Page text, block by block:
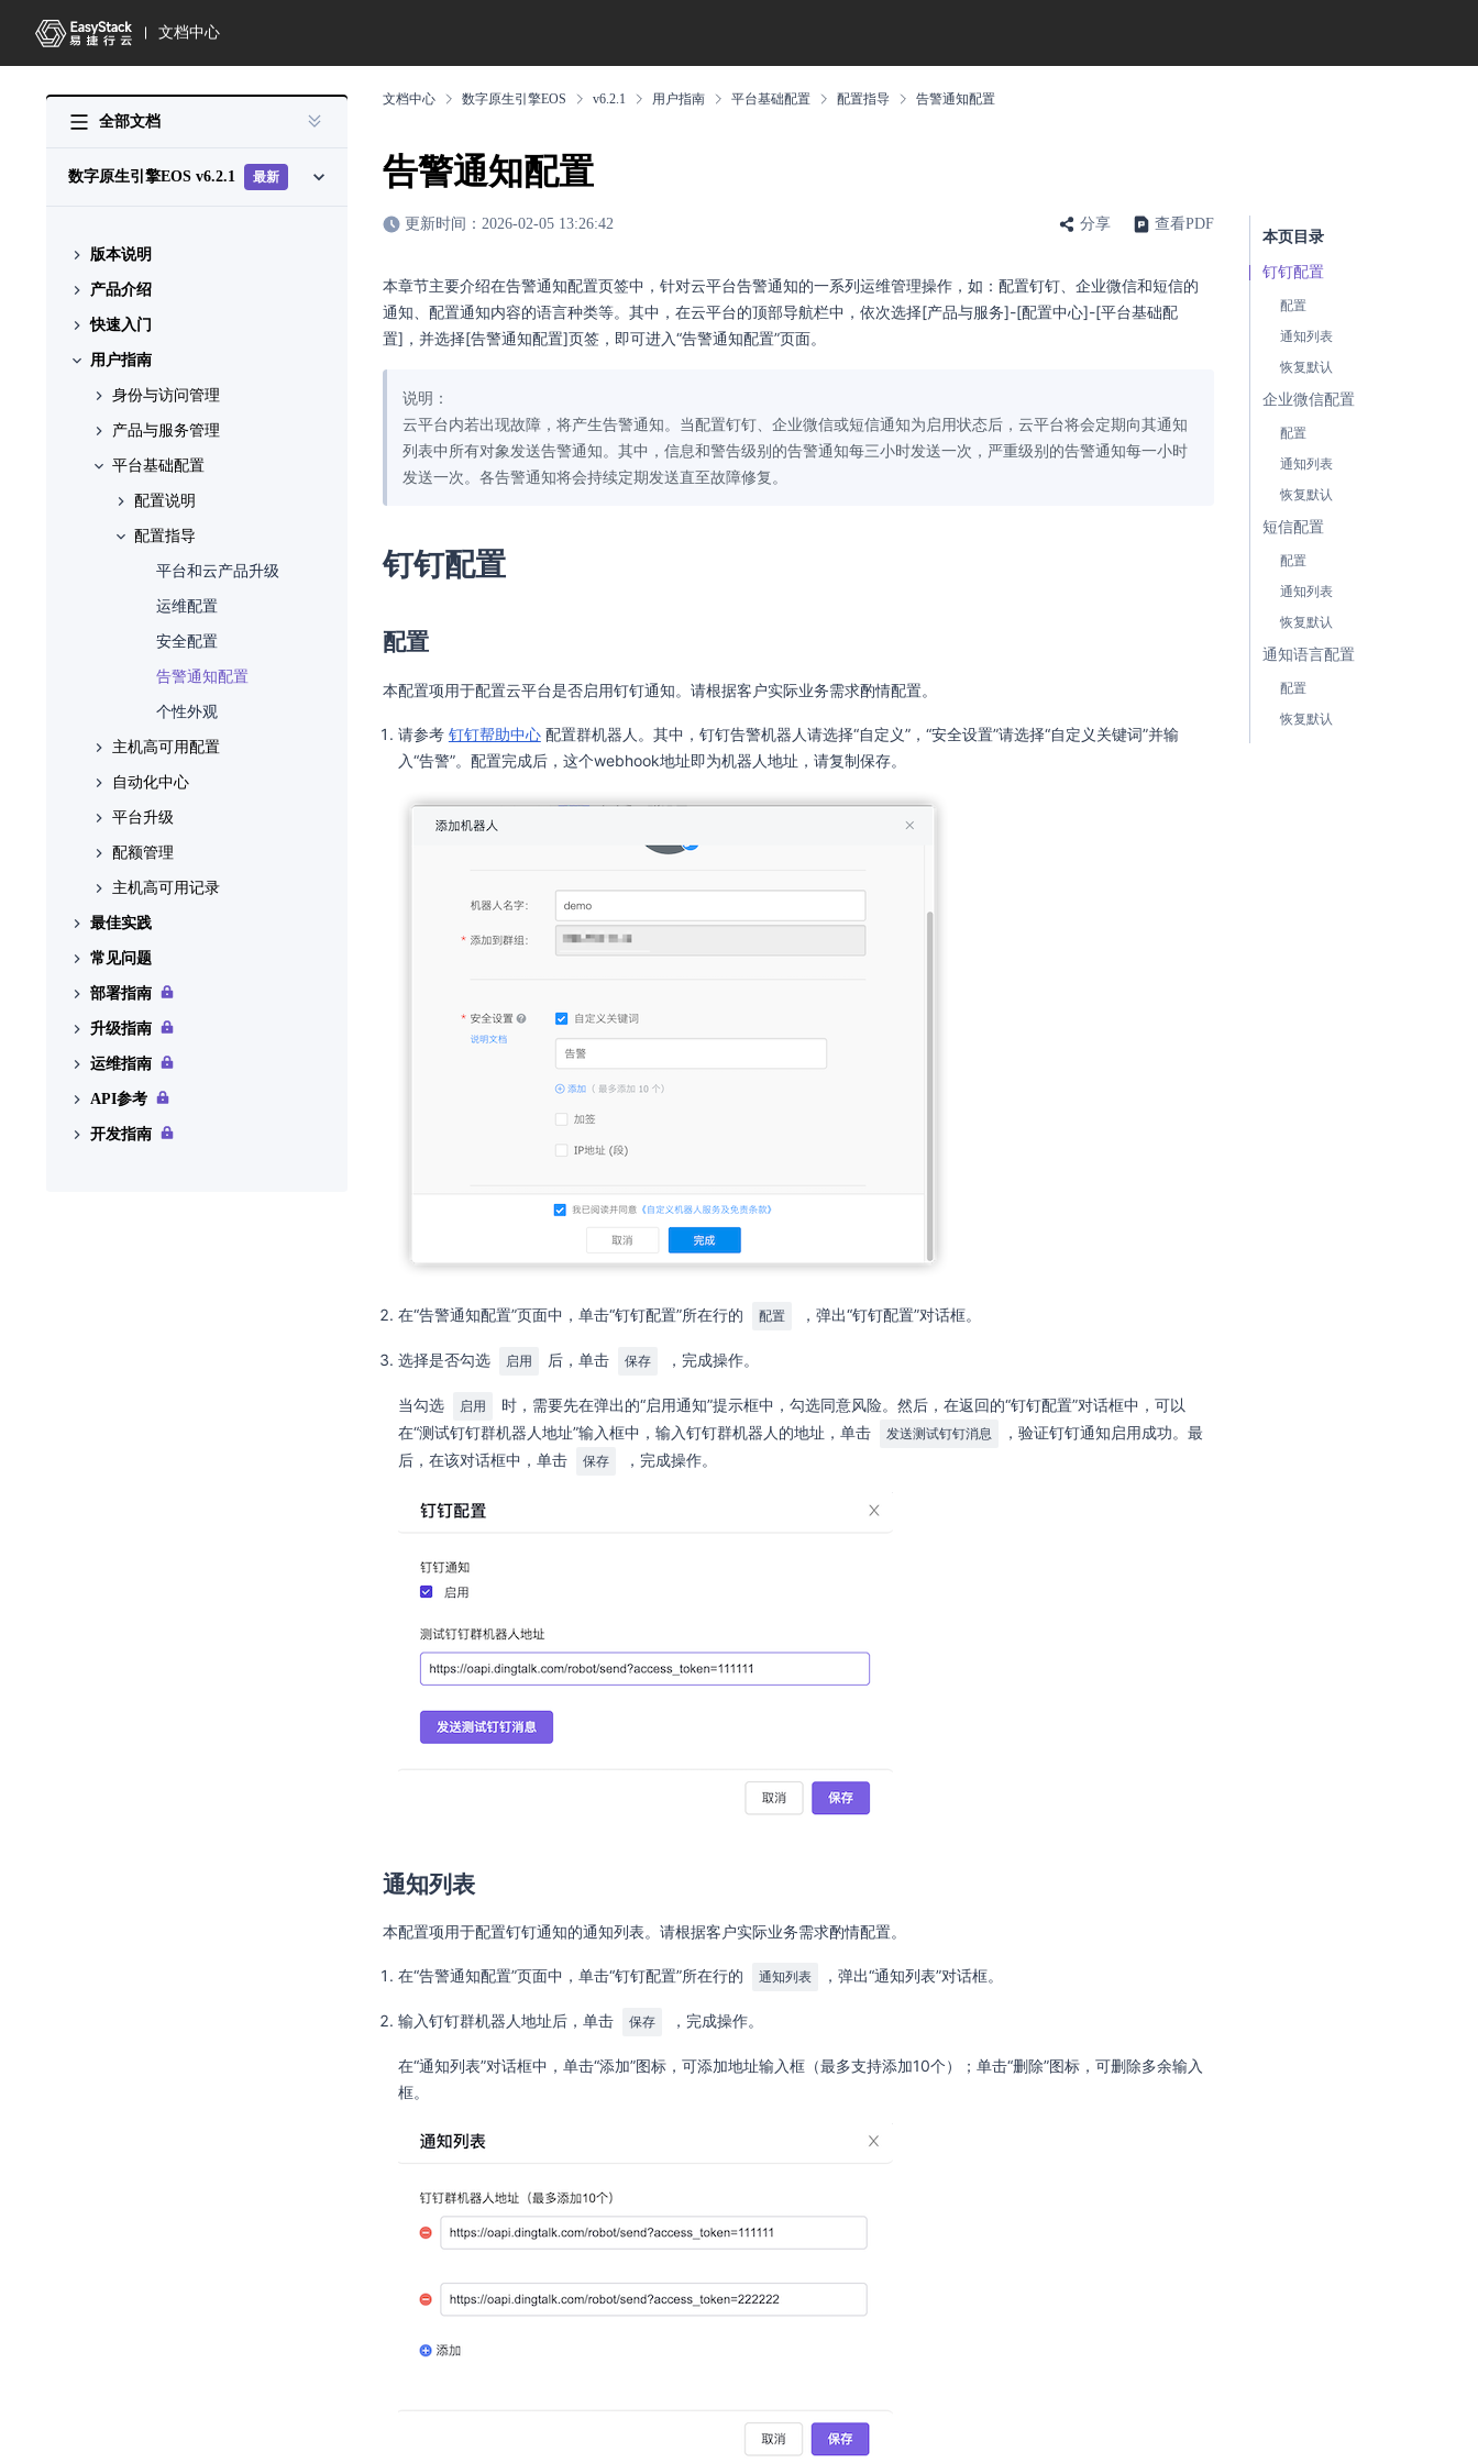
文档中心
全部文档
数字原生引擎EOS v6.2.1 最新
版本说明
版本说明书
产品介绍
什么是数字原生引擎 EOS
产品组成
快速入门
初始化部署场景
操作指引
前置条件准备
部署EOS
配置产品与服务
配置身份与访问
配置资源配额
升级场景
升级云平台
升级云产品
用户指南
身份与访问管理
配置说明
基本概念
权限说明
配置指导
部门
项目
用户
用户组
角色
策略
应用身份管理
OAuth 授权管理
产品与服务管理
配置说明
基本概念
权限说明
配置指导
云产品
已购买云产品
快捷访问
平台基础配置
配置说明
权限说明
配置指导
平台和云产品升级
运维配置
安全配置
告警通知配置
个性外观
主机高可用配置
配置说明
权限说明
配置指导
主机高可用配置
自动化中心
配置说明
基本概念
使用限制
配置指导
云环境信息
环境配置
存储配置
高级配置
平台升级
配置说明
使用限制
配置指导
配额管理
配置说明
配置指导
主机高可用记录
配置说明
配置指导
主机高可用记录
最佳实践
启用虚拟MFA安全校验
常见问题
在云平台升级后自定义视图丢
失，如何排查解决？
云平台运行过程中，系统日志
如何排查解决？
产品许可是否会过期，过期如
部署指南
部署边界
部署形态
兼容性列表
安装部署手册
升级指南
示例
运维指南
运维指南模板
API参考
API简介
开发指南
文档中心 数字原生引擎EOS v6.2.1 用户指南 平台基础配置 配置指导 告警通知配置
告警通知配置
更新时间：2026-02-05 13:26:42 分享 查看PDF
本章节主要介绍在告警通知配置页签中，针对云平台告警通知的一系列运维管理操作，如：配置钉钉、企业微信和短信的
通知、配置通知内容的语言种类等。其中，在云平台的顶部导航栏中，依次选择[产品与服务]-[配置中心]-[平台基础配
置]，并选择[告警通知配置]页签，即可进入“告警通知配置”页面。
说明：
云平台内若出现故障，将产生告警通知。当配置钉钉、企业微信或短信通知为启用状态后，云平台将会定期向其通知
列表中所有对象发送告警通知。其中，信息和警告级别的告警通知每三小时发送一次，严重级别的告警通知每一小时
发送一次。各告警通知将会持续定期发送直至故障修复。
钉钉配置
配置
本配置项用于配置云平台是否启用钉钉通知。请根据客户实际业务需求酌情配置。
请参考 钉钉帮助中心配置群机器人。其中，钉钉告警机器人请选择“自定义”，“安全设置”请选择“自定义关键词”并输
入“告警”。配置完成后，这个webhook地址即为机器人地址，请复制保存。
在“告警通知配置”页面中，单击“钉钉配置”所在行的 配置 ，弹出“钉钉配置”对话框。
选择是否勾选 启用 后，单击 保存 ，完成操作。
当勾选 启用
时，需要先在弹出的“启用通知”提示框中，勾选同意风险。然后，在返回的“钉钉配置”对话框中，可以
在“测试钉钉群机器人地址”输入框中，输入钉钉群机器人的地址，单击
发送测试钉钉消息
，验证钉钉通知启用成功。最
后，在该对话框中，单击
保存 ，完成操作。
通知列表
本配置项用于配置钉钉通知的通知列表。请根据客户实际业务需求酌情配置。
在“告警通知配置”页面中，单击“钉钉配置”所在行的 通知列表 ，弹出“通知列表”对话框。
输入钉钉群机器人地址后，单击 保存 ，完成操作。
在“通知列表”对话框中，单击“添加”图标，可添加地址输入框（最多支持添加10个）；单击“删除”图标，可删除多余输入
框。
本页目录
钉钉配置
配置
通知列表
恢复默认
企业微信配置
配置
通知列表
恢复默认
短信配置
配置
通知列表
恢复默认
通知语言配置
配置
恢复默认